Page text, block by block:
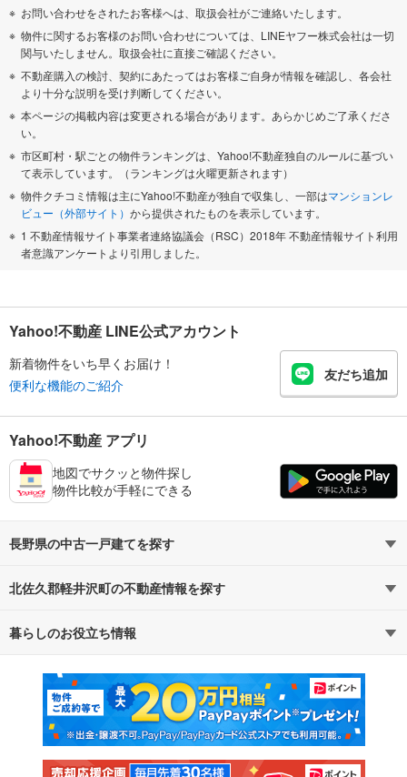
お問い合わせをされたお客様へは、取扱会社がご連絡いたします。
物件に関するお客様のお問い合わせについては、LINEヤフー株式会社は一切
関与いたしません。取扱会社に直接ご確認ください。
不動産購入の検討、契約にあたってはお客様ご自身が情報を確認し、各会社
より十分な説明を受け判断してください。
本ページの掲載内容は変更される場合があります。あらかじめご了承くださ
い。
市区町村・駅ごとの物件ランキングは、Yahoo!不動産独自のルールに基づい
て表示しています。（ランキングは火曜更新されます）
物件クチコミ情報は主にYahoo!不動産が独自で収集し、一部はマンションレ
ビュー（外部サイト） から提供されたものを表示しています。
1 不動産情報サイト事業者連絡協議会（RSC）2018年 不動産情報サイト利用
者意識アンケートより引用しました。
Yahoo!不動産 LINE公式アカウント
新着物件をいち早くお届け！
便利な機能のご紹介
友だち追加
Yahoo!不動産 アプリ
地図でサクッと物件探し
物件比較が手軽にできる
長野県の中古一戸建てを探す
路線・駅から探す 地域から探す
通勤・通学時間から探す
北佐久郡軽井沢町の不動産情報を探す
不動産・住宅
新築マンション 中古マンション
新築一戸建て 中古一戸建て
暮らしのお役立ち情報
マンションカタログ 教えて！住まいの先生